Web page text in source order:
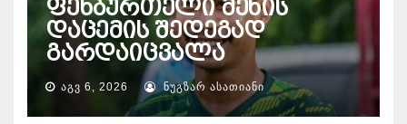
ფეხბურთელი მეხის
დაცემის შედეგად
გარდაიცვალა
ᲐᲒᲕ 6, 2026 ᲜᲣᲒᲖᲐᲠ ᲐᲡᲐᲗᲘᲐᲜᲘ